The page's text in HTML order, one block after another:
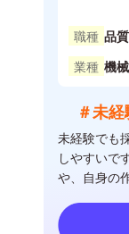
職種 品
業種 機械
＃未
未経験でも
しやすいで
や、自身の